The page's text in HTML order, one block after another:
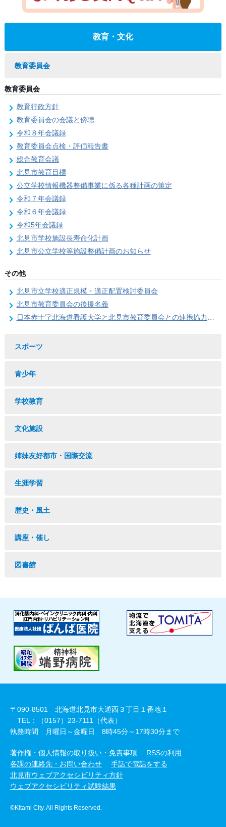
教育・文化
教育委員会
教育委員会
教育行政方針
教育委員会の会議と傍聴
令和８年会議録
教育委員会点検・評価報告書
総合教育会議
北見市教育目標
公立学校情報機器整備事業に係る各種計画の策定
令和７年会議録
令和６年会議録
令和5年会議録
北見市学校施設長寿命化計画
北見市公立学校等施設整備計画のお知らせ
その他
北見市立学校適正規模・適正配置検討委員会
北見市教育委員会の後援名義
日本赤十字北海道看護大学と北見市教育委員会との連携協力に関する協定の締結
スポーツ
青少年
学校教育
文化施設
姉妹友好都市・国際交流
生涯学習
歴史・風土
講座・催し
図書館
〒090-8501 北海道北見市大通西３丁目１番地１
TEL：（0157）23-7111（代表）
執務時間 月曜日～金曜日 8時45分～17時30分まで
著作権・個人情報の取り扱い・免責事項
RSSの利用
各課の連絡先・お問い合わせ
手話で電話をする
北見市ウェブアクセシビリティ方針
ウェブアクセシビリティ試験結果
©Kitami City. All Rights Reserved.